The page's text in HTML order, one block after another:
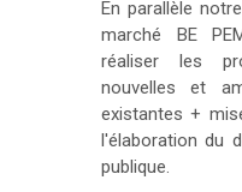
En parallèle
marché BE
réaliser les
nouvelles et
existantes +
l'élaboration du
publique.